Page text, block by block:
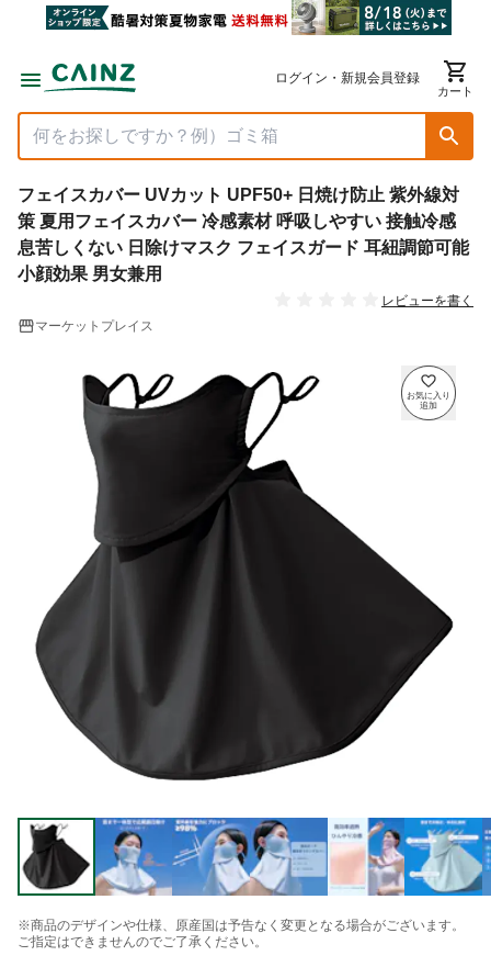
ログイン・新規会員登録
カート
フェイスカバー UVカット UPF50+ 日焼け防止 紫外線対
策 夏用フェイスカバー 冷感素材 呼吸しやすい 接触冷感
息苦しくない 日除けマスク フェイスガード 耳紐調節可能
小顔効果 男女兼用
レビューを書く
マーケットプレイス
※商品のデザインや仕様、原産国は予告なく変更となる場合がございます。
ご指定はできませんのでご了承ください。